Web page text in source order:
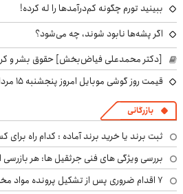
ببینید تورم چگونه کم‌درآمدها را له کرده!
اگر پشه‌ها نابود شوند، چه می‌شود؟
[دکتر محمدعلی فیاض‌بخش] حقوق بشر و
قیمت روز گوشی موبایل امروز پنجشنبه ۱۵ مرداد ۱۴۰۵
بازرگانی
ثبت برند یا خرید برند آماده : کدام راه
بررسی ویژگی های فنی جرثقیل ها: هر بازرسی
۷ اقدام ضروری پس از تشکیل پرونده مواد مخدر؛ راهنمای خانواده‌ها